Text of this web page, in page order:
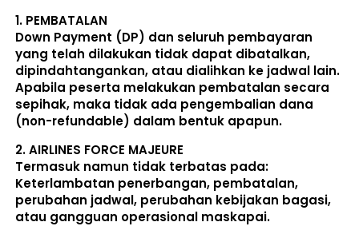
1. PEMBATALAN
Down Payment (DP) dan seluruh pembayaran
yang telah dilakukan tidak dapat dibatalkan,
dipindahtangankan, atau dialihkan ke jadwal lain.
Apabila peserta melakukan pembatalan secara
sepihak, maka tidak ada pengembalian dana
(non-refundable) dalam bentuk apapun.
2. AIRLINES FORCE MAJEURE
Termasuk namun tidak terbatas pada:
Keterlambatan penerbangan, pembatalan,
perubahan jadwal, perubahan kebijakan bagasi,
atau gangguan operasional maskapai.